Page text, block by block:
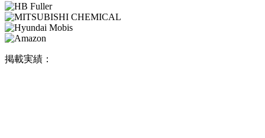
掲載実績：